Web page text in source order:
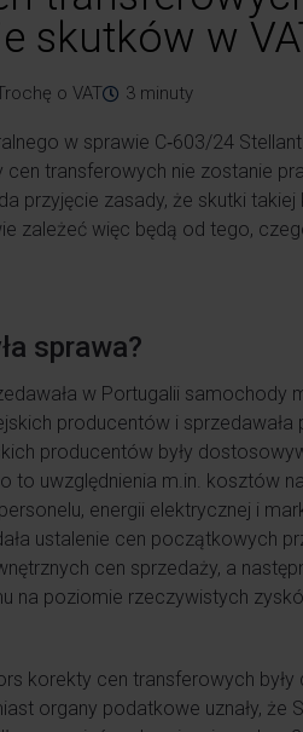
skutków w
o VAT 3 minuty
w sprawie C‑603/24
cen transferowych nie zostanie
przyjęcie zasady, że skutki
zależeć więc będą od tego,
sprawa?
w Portugalii samochody
producentów i
producentów były
to uwzględnienia m.in. kosztów
energii elektrycznej i
ustalenie cen początkowych
cen sprzedaży, a
na poziomie rzeczywistych
korekty cen transferowych
organy podatkowe uznały, że